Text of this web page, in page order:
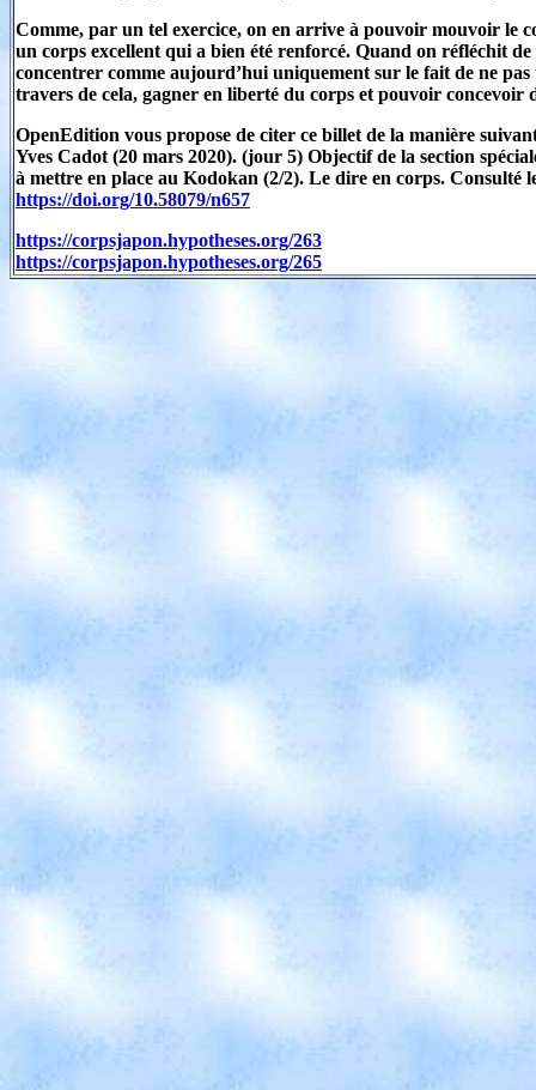
Comme, par un tel exercice, on en arrive à pouvoir mouvoir le
un corps excellent qui a bien été renforcé. Quand on réfléchit
concentrer comme aujourd’hui uniquement sur le fait de ne
travers de cela, gagner en liberté du corps et pouvoir concevoir
OpenEdition vous propose de citer ce billet de la manière
Yves Cadot (20 mars 2020). (jour 5) Objectif de la section
à mettre en place au Kodokan (2/2). Le dire en corps. Consulté
https://doi.org/10.58079/n657
https://corpsjapon.hypotheses.org/263
https://corpsjapon.hypotheses.org/265